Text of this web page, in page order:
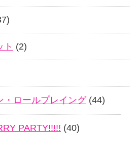
ト (2)
・ロールプレイング(44)
PARTY!!!!! (40)